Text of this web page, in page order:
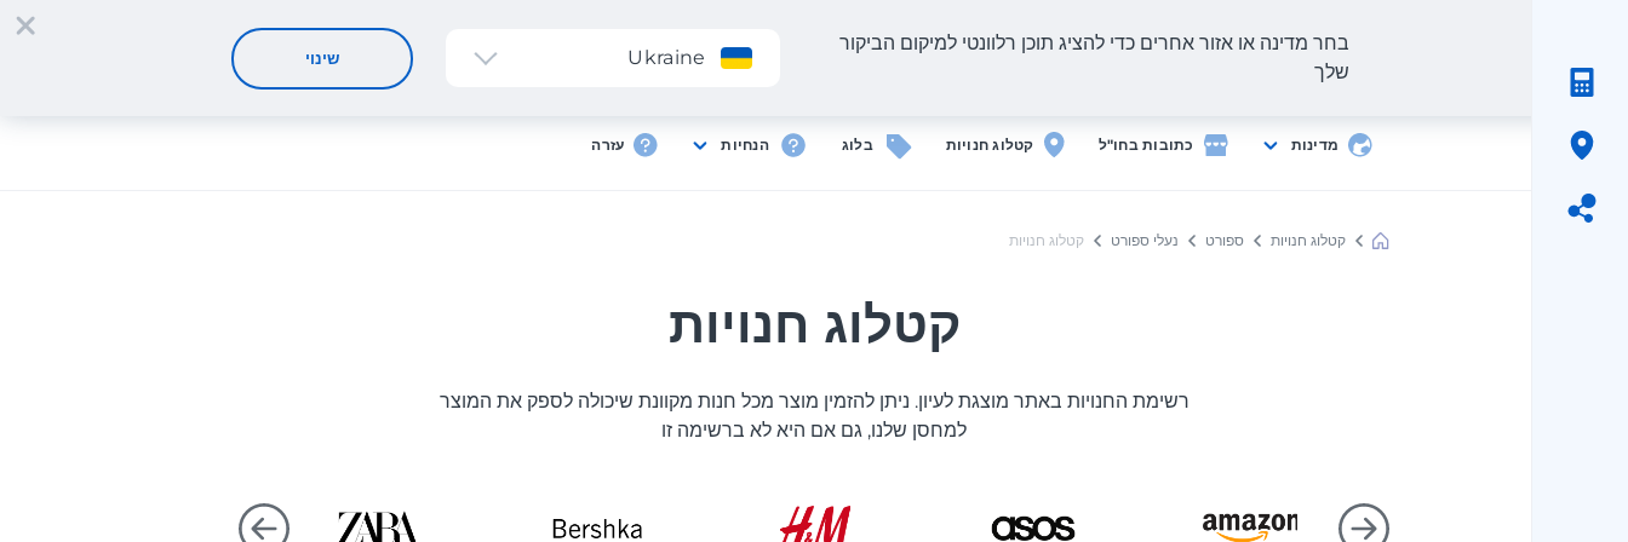
אפליקציה הרשמה התחברות
מדינות כתובות בחו"ל קטלוג חנויות בלוג הנחיות עזרה
בחר מדינה או אזור אחרים כדי להציג תוכן רלוונטי למיקום הביקור
שלך
Ukraine שינוי
Meest קטלוג חנויות ספורט נעלי ספורט קטלוג חנויות
קטלוג חנויות
רשימת החנויות באתר מוצגת לעיון. ניתן להזמין מוצר מכל חנות מקוונת שיכולה לספק את המוצר
למחסן שלנו, גם אם היא לא ברשימה זו